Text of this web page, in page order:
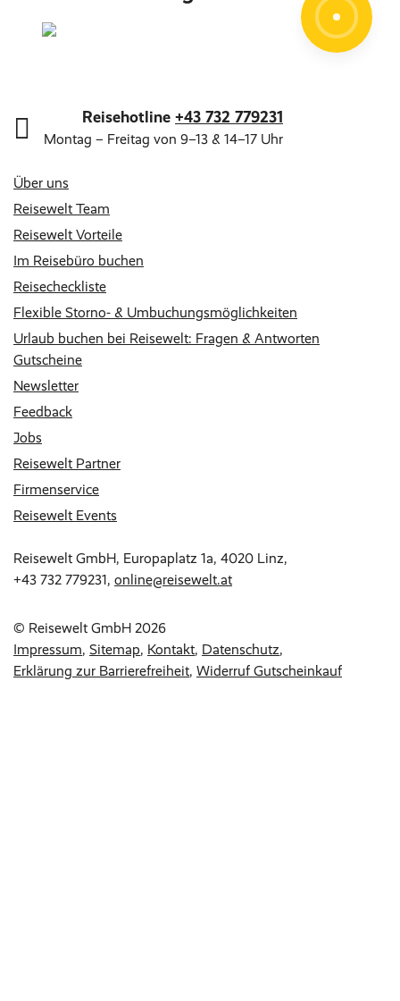
Über uns
Reisewelt Team
Reisewelt Vorteile
Im Reisebüro buchen
Reisecheckliste
Flexible Storno- & Umbuchungsmöglichkeiten
Urlaub buchen bei Reisewelt: Fragen & Antworten
Gutscheine
Newsletter
Feedback
Jobs
Reisewelt Partner
Firmenservice
Reisewelt Events
Reisehotline +43 732 779231
Montag – Freitag von 9–13 & 14–17 Uhr
Reisewelt GmbH, Europaplatz 1a, 4020 Linz,
+43 732 779231, online@reisewelt.at
© Reisewelt GmbH 2026
Impressum Sitemap Kontakt Datenschutz
Erklärung zur Barrierefreiheit Widerruf Gutscheinkauf